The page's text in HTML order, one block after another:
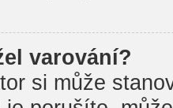
varování?
si může